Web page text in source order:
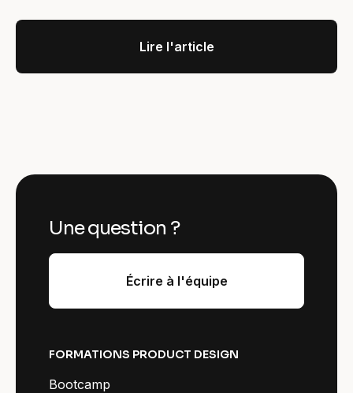
Lire l'article
Une question ?
Écrire à l'équipe
FORMATIONS PRODUCT DESIGN
Bootcamp